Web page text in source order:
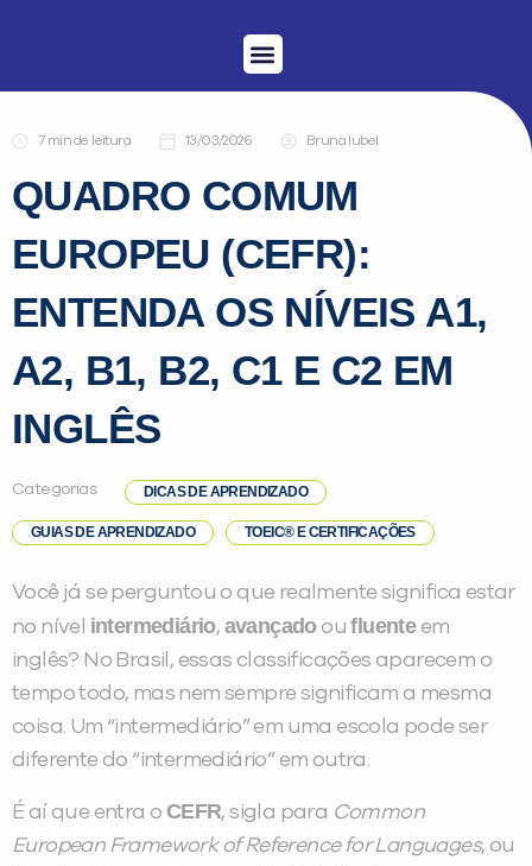
de leitura 13/03/2026 Bruna Iubel
QUADRO COMUM
EUROPEU (CEFR):
ENTENDA OS NÍVEIS A1,
A2, B1, B2, C1 E C2 EM
INGLÊS
Categorias DICAS DE APRENDIZADO
GUIAS DE APRENDIZADO TOEIC® E CERTIFICAÇÕES
Você já se perguntou o que realmente significa estar
no nível intermediário, avançadooufluenteem
inglês? No Brasil, essas classificações aparecem o
tempo todo, mas nem sempre significam a mesma
coisa. Um “intermediário” em uma escola pode ser
diferente do “intermediário” em outra.
É aí que entra o CEFR, sigla para Common
European Framework of Reference for Languages, ou